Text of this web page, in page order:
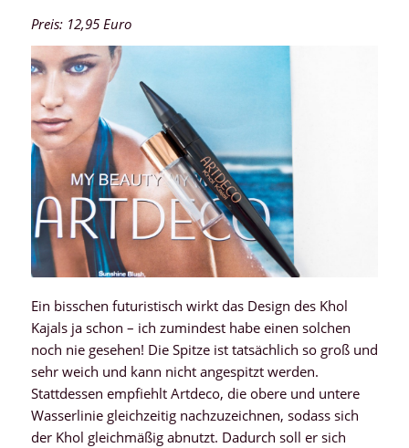
Preis: 12,95 Euro
Ein bisschen futuristisch wirkt das Design des Khol
Kajals ja schon – ich zumindest habe einen solchen
noch nie gesehen! Die Spitze ist tatsächlich so groß und
sehr weich und kann nicht angespitzt werden.
Stattdessen empfiehlt Artdeco, die obere und untere
Wasserlinie gleichzeitig nachzuzeichnen, sodass sich
der Khol gleichmäßig abnutzt. Dadurch soll er sich